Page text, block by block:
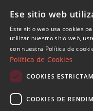
Av.
1st
Tel:
Ese sitio web
Este sitio web usa cookies
utilizar nuestro sitio web,
con nuestra Política de
Política de Cookies
COOKIES
COOKIES DE